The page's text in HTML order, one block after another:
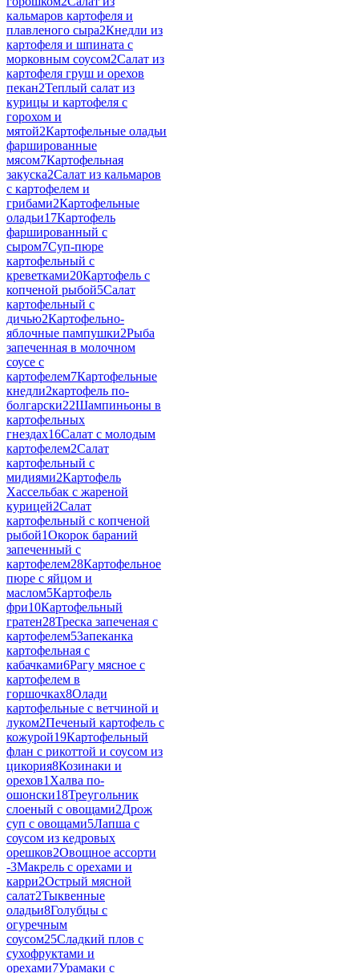
кальмаров картофеля и
плавленого сыра2Кнедли из
картофеля и шпината с
морковным соусом2Салат из
картофеля груш и орехов
пекан2Теплый салат из
курицы и картофеля с
горохом и
мятой2Картофельные оладьи
фаршированные
мясом7Картофельная
закуска2Салат из кальмаров
с картофелем и
грибами2Картофельные
оладьи17Картофель
фаршированный с
сыром7Суп-пюре
картофельный с
креветками20Картофель с
копченой рыбой5Салат
картофельный с
дичью2Картофельно-
яблочные пампушки2Рыба
запеченная в молочном
соусе с
картофелем7Картофельные
кнедли2картофель по-
болгарски22Шампиньоны в
картофельных
гнездах16Салат с молодым
картофелем2Салат
картофельный с
мидиями2Картофель
Хассельбак с жареной
курицей2Салат
картофельный с копченой
рыбой1Окорок бараний
запеченный с
картофелем28Картофельное
пюре с яйцом и
маслом5Картофель
фри10Картофельный
гратен28Треска запеченая с
картофелем5Запеканка
картофельная с
кабачками6Рагу мясное с
картофелем в
горшочках8Олади
картофельные с ветчиной и
луком2Печеный картофель с
кожурой19Картофельный
флан с рикоттой и соусом из
цикория8Козинаки и
орехов1 Халва по-
ошонски18Треугольник
слоеный с овощами2Дрож
суп с овощами5Лапша с
соусом из кедровых
орешков2Овощное ассорти
-3Макрель с орехами и
карри2Острый мясной
салат2Тыквенные
оладьи8Голубцы с
огуречным
соусом25Сладкий плов с
сухофруктами и
орехами7Урамаки с